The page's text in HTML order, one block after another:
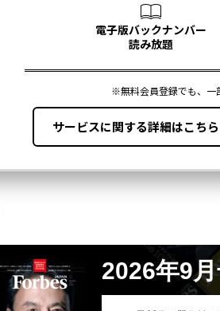
2026年9